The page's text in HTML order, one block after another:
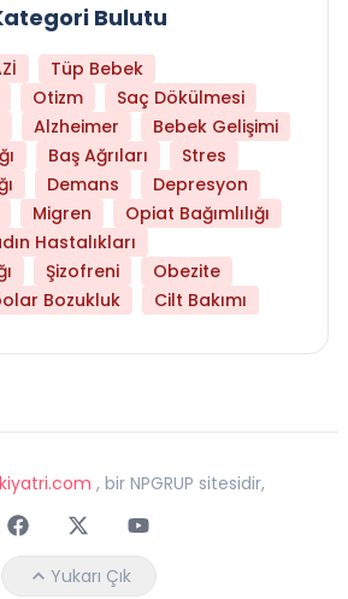
Bulutu
Tüp Bebek
Otizm
Saç Dökülmesi
Alzheimer
Bebek Gelişimi
Baş Ağrıları
Stres
Demans
Depresyon
Migren
Opiat Bağımlılığı
Hastalıkları
Şizofreni
Obezite
Bozukluk Cilt Bakımı
, bir NPGRUP sitesidir,
FaceebokTwitterYoutube
Yukarı Çık